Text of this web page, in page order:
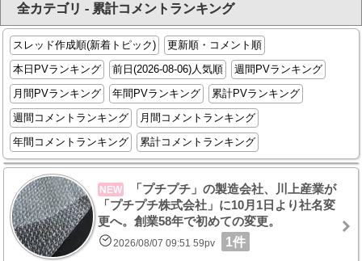
全カテゴリ - 累計コメントランキング
スレッド作成順(新着トピック)
更新順・コメント順
本日PVランキング
前日(2026-08-06)人気順
週間PVランキング
月間PVランキング
年間PVランキング
累計PVランキング
週間コメントランキング
月間コメントランキング
年間コメントランキング
累計コメントランキング
NEW
「プチプチ」の製造会社、川上産業が
「プチプチ株式会社」に10月1日より社名変
更へ。創業58年で初めての変更。
2026/08/07 09:51 59pv 1件